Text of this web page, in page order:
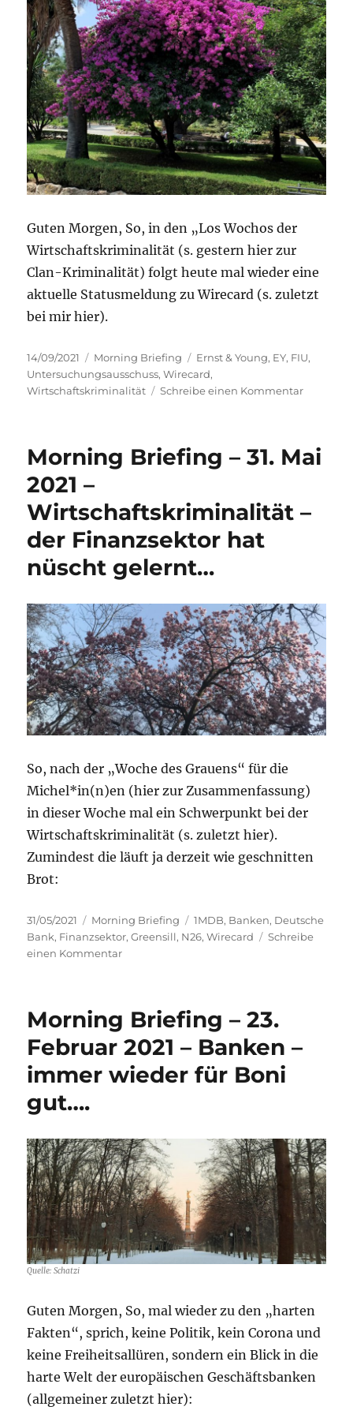
Guten Morgen, So, in den „Los Wochos der
Wirtschaftskriminalität (s. gestern hier zur
Clan-Kriminalität) folgt heute mal wieder eine
aktuelle Statusmeldung zu Wirecard (s. zuletzt
bei mir hier).
Veröffentlicht
am
14/09/2021 Kategorien
Morning Briefing Schlagwörter
Ernst & Young, EY, FIU,
Untersuchungsausschuss,Wirecard,
Wirtschaftskriminalität
Schreibe einen Kommentarzu
14.
allerorten
Morning Briefing – 31. Mai
2021 –
Wirtschaftskriminalität –
der Finanzsektor hat
nüscht gelernt…
So, nach der „Woche des Grauens“ für die
Michel*in(n)en (hier zur Zusammenfassung)
in dieser Woche mal ein Schwerpunkt bei der
Wirtschaftskriminalität (s. zuletzt hier).
Zumindest die läuft ja derzeit wie geschnitten
Brot:
Veröffentlicht
am
31/05/2021 Kategorien
Morning Briefing Schlagwörter
1MDB, Banken, Deutsche
Bank, Finanzsektor,Greensill, N26,Wirecard
Schreibe
einen Kommentarzu
31.
2021
–
Wirtschaftskriminalität
hat
nüscht
gelernt…
Morning Briefing – 23.
Februar 2021 – Banken –
immer wieder für Boni
gut….
Quelle: Schatzi
Guten Morgen, So, mal wieder zu den „harten
Fakten“, sprich, keine Politik, kein Corona und
keine Freiheitsallüren, sondern ein Blick in die
harte Welt der europäischen Geschäftsbanken
(allgemeiner zuletzt hier):